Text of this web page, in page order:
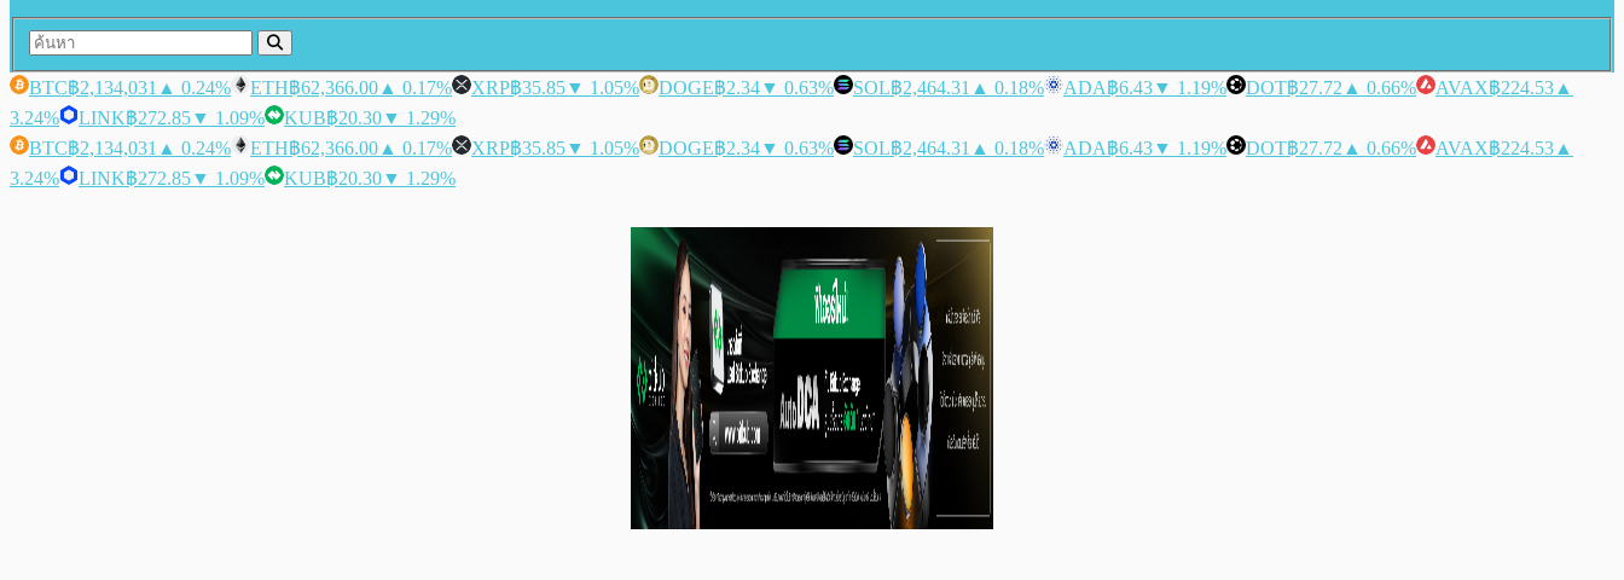
BTC฿2,134,031 ▲ 0.24% ETH฿62,366.00 ▲ 0.17% XRP฿35.85▼ 1.05% DOGE฿2.34▼ 0.63% SOL฿2,464.31 ▲ 0.18% ADA฿6.43▼ 1.19% DOT฿27.72 ▲ 0.66% AVAX฿224.53 ▲
3.24%
LINK฿272.85▼ 1.09% KUB฿20.30▼ 1.29%
BTC฿2,134,031 ▲ 0.24% ETH฿62,366.00 ▲ 0.17% XRP฿35.85▼ 1.05% DOGE฿2.34▼ 0.63% SOL฿2,464.31 ▲ 0.18% ADA฿6.43▼ 1.19% DOT฿27.72 ▲ 0.66% AVAX฿224.53 ▲
3.24%
LINK฿272.85▼ 1.09% KUB฿20.30▼ 1.29%